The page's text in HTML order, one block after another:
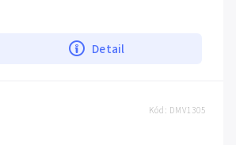
Detail
Kód: DMV1305